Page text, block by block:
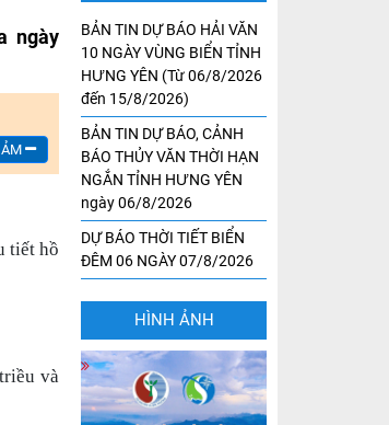
ngày
tiết hồ
và
BẢN TIN DỰ BÁO HẢI VĂN
10 NGÀY VÙNG BIỂN TỈNH
HƯNG YÊN (Từ 06/8/2026
đến 15/8/2026)
BẢN TIN DỰ BÁO, CẢNH
BÁO THỦY VĂN THỜI HẠN
NGẮN TỈNH HƯNG YÊN
ngày 06/8/2026
DỰ BÁO THỜI TIẾT BIỂN
ĐÊM 06 NGÀY 07/8/2026
HÌNH ẢNH